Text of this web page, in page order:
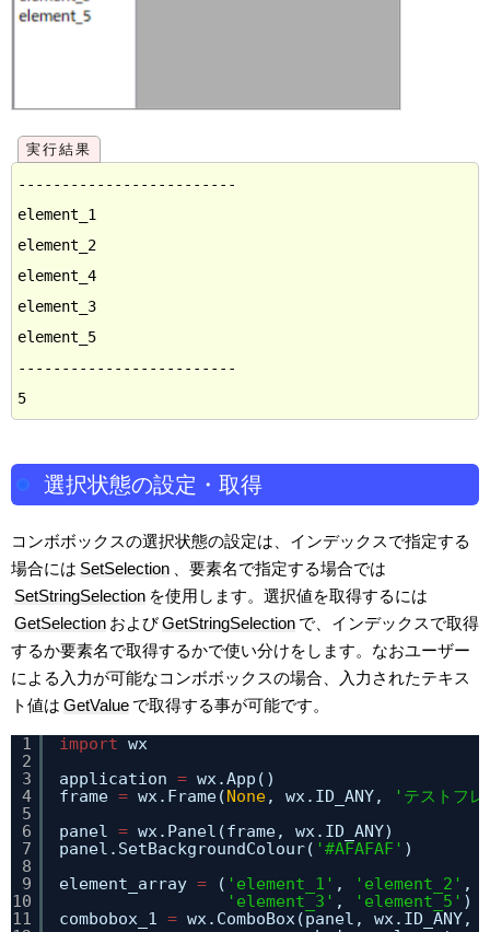
-------------------------
element_1
element_2
element_4
element_3
element_5
-------------------------
選択状態の設定・取得
コンボボックスの選択状態の設定は、インデックスで指定する
場合には SetSelection
、要素名で指定する場合では
SetStringSelection を使用します。選択値を取得するには
GetSelection およびGetStringSelection で、インデックスで取得
するか要素名で取得するかで使い分けをします。なおユーザー
による入力が可能なコンボボックスの場合、入力されたテキス
ト値は GetValue で取得する事が可能です。
1
2
3
4
5
6
7
8
9
10
11
import wx
application = wx.App()
frame = wx.Frame(None, wx.ID_ANY,
'テストフ
panel = wx.Panel(frame, wx.ID_ANY)
panel.SetBackgroundColour( '#AFAFAF' )
element_array = ( 'element_1' , 'element_2' ,
'element_3' , 'element_5' )
combobox_1 = wx.ComboBox(panel,